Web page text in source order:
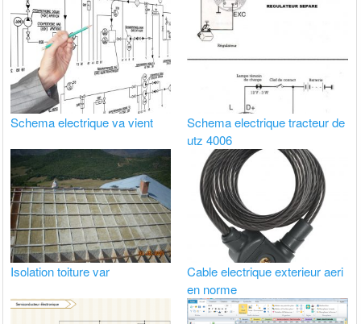
Schema electrique va vient
Schema electrique tracteur de
utz 4006
Isolation toiture var
Cable electrique exterieur aeri
en norme